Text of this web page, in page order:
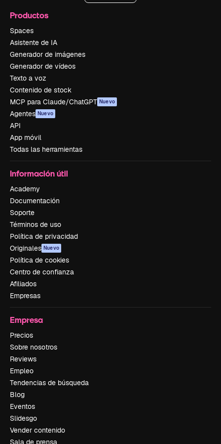
Productos
Spaces
Asistente de IA
Generador de imágenes
Generador de vídeos
Texto a voz
Contenido de stock
MCP para Claude/ChatGPT Nuevo
Agentes Nuevo
API
App móvil
Todas las herramientas
Información útil
Academy
Documentación
Soporte
Términos de uso
Política de privacidad
Originales Nuevo
Política de cookies
Centro de confianza
Afiliados
Empresas
Empresa
Precios
Sobre nosotros
Reviews
Empleo
Tendencias de búsqueda
Blog
Eventos
Slidesgo
Vender contenido
Sala de prensa